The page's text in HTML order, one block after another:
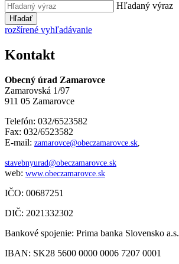
Hľadaný výraz
Hľadať
rozšírené vyhľadávanie
Kontakt
Obecný úrad Zamarovce
Zamarovská 1/97
911 05 Zamarovce
Telefón: 032/6523582
Fax: 032/6523582
E-mail: zamarovce@obeczamarovce.sk
stavebnyurad@obeczamarovce.sk
web: www.obeczamarovce.sk
IČO: 00687251
DIČ: 2021332302
Bankové spojenie: Prima banka Slovensko a.s.
IBAN: SK28 5600 0000 0006 7207 0001